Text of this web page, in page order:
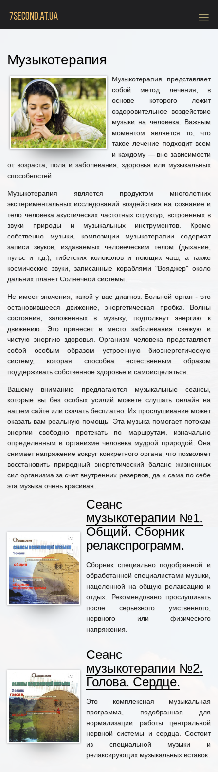
7SECOND.AT.UA menu
Музыкотерапия
Музыкотерапия представляет
собой метод лечения, в
основе которого лежит
оздоровительное воздействие
музыки на человека. Важным
моментом является то, что
такое лечение подходит всем
и каждому — вне зависимости
от возраста, пола и заболевания, здоровья или музыкальных
способностей.
Музыкотерапия является продуктом многолетних
экспериментальных исследований воздействия на сознание и
тело человека акустических частотных структур, встроенных в
звуки природы и музыкальных инструментов. Кроме
собственно музыки, композиции музыкотерапии содержат
записи звуков, издаваемых человеческим телом (дыхание,
пульс и т.д.), тибетских колоколов и поющих чаш, а также
космические звуки, записанные кораблями "Вояджер" около
дальних планет Солнечной системы.
Не имеет значения, какой у вас диагноз. Больной орган - это
остановившееся движение, энергетическая пробка. Волны
состояния, заложенных в музыку, подтолкнут энергию к
движению. Это принесет в место заболевания свежую и
чистую энергию здоровья. Организм человека представляет
собой особым образом устроенную биоэнергетическую
систему, которая способна естественным образом
поддерживать собственное здоровье и самоисцеляться.
Вашему вниманию предлагаются музыкальные сеансы,
которые вы без особых усилий можете слушать онлайн на
нашем сайте или скачать бесплатно. Их прослушивание может
оказать вам реальную помощь. Эта музыка помогает потокам
энергии свободно протекать по маршрутам, изначально
определенным в организме человека мудрой природой. Она
снимает напряжение вокруг конкретного органа, что позволяет
восстановить природный энергетический баланс жизненных
сил организма за счет внутренних резервов, да и сама по себе
эта музыка очень красивая.
Сеанс
музыкотерапии №1.
Общий. Сборник
релакспрограмм.
Сборник специально подобранной и
обработанной специалистами музыки,
нацеленной на общую релаксацию и
отдых. Рекомендовано прослушивать
после серьезного умственного,
нервного или физического
напряжения.
Сеанс
музыкотерапии №2.
Голова. Сердце.
Это комплексная музыкальная
программа, подобранная для
нормализации работы центральной
нервной системы и сердца. Состоит
из специальной музыки и
релаксирующих музыкальных вставок.